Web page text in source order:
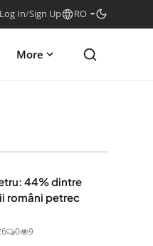
Log In/Sign Up RO
More
44% dintre
români petrec
0 9